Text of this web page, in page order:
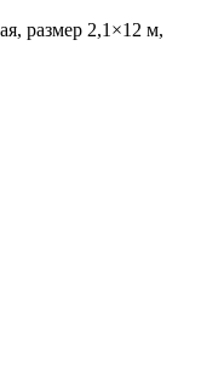
размер 2,1×12 м,